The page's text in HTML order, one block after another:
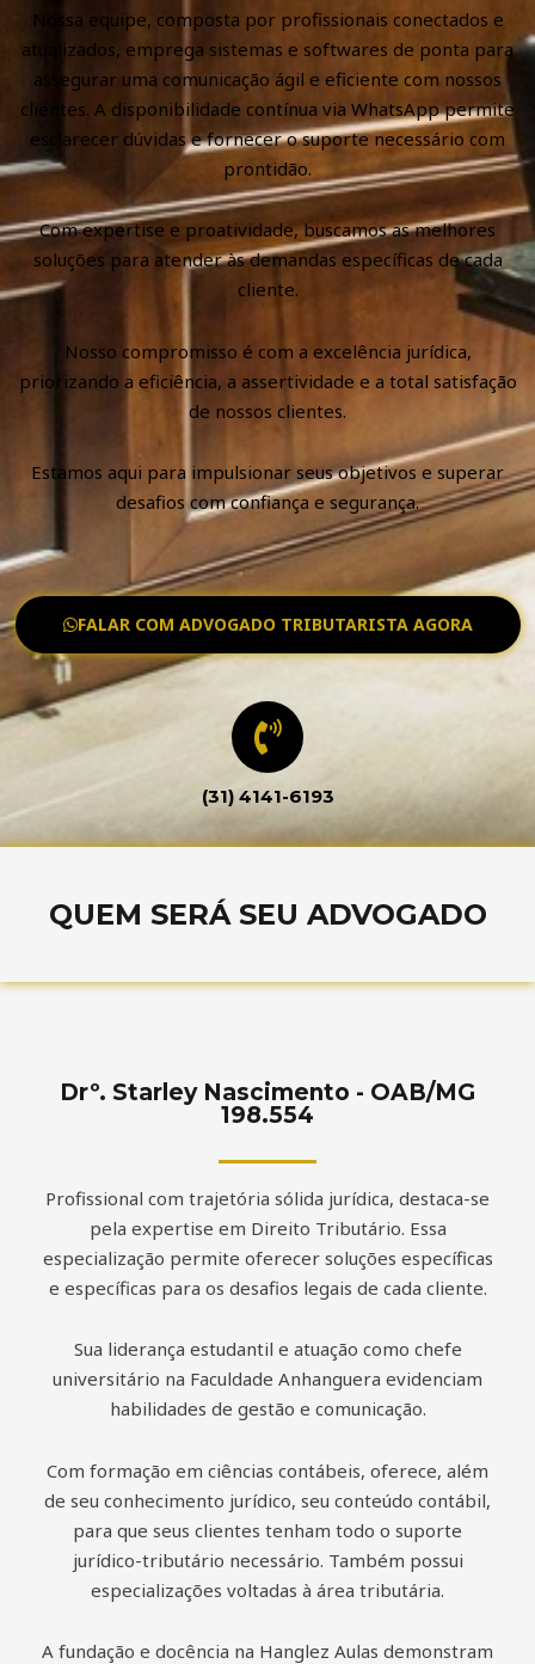
Nossa equipe, composta por profissionais conectados e
atualizados, emprega sistemas e softwares de ponta para
assegurar uma comunicação ágil e eficiente com nossos
clientes. A disponibilidade contínua via WhatsApp permite
esclarecer dúvidas e fornecer o suporte necessário com
prontidão.
Com expertise e proatividade, buscamos as melhores
soluções para atender às demandas específicas de cada
cliente.
Nosso compromisso é com a excelência jurídica,
priorizando a eficiência, a assertividade e a total satisfação
de nossos clientes.
Estamos aqui para impulsionar seus objetivos e superar
desafios com confiança e segurança.
FALAR COM ADVOGADO TRIBUTARISTA AGORA
(31) 4141-6193
QUEM SERÁ SEU ADVOGADO
Drº. Starley Nascimento - OAB/MG
198.554
Profissional com trajetória sólida jurídica, destaca-se
pela expertise em Direito Tributário. Essa
especialização permite oferecer soluções específicas
e específicas para os desafios legais de cada cliente.
Sua liderança estudantil e atuação como chefe
universitário na Faculdade Anhanguera evidenciam
habilidades de gestão e comunicação.
Com formação em ciências contábeis, oferece, além
de seu conhecimento jurídico, seu conteúdo contábil,
para que seus clientes tenham todo o suporte
jurídico-tributário necessário. Também possui
especializações voltadas à área tributária.
A fundação e docência na Hanglez Aulas demonstram